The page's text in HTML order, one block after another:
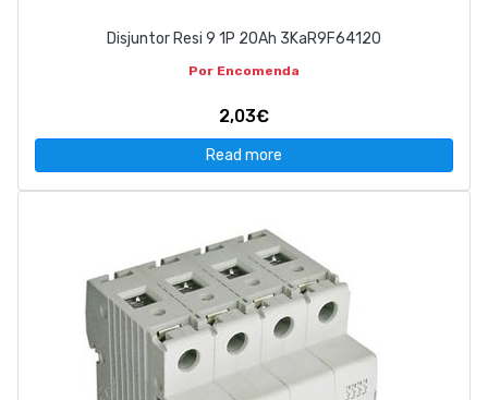
Disjuntor Resi 9 1P 20Ah 3KaR9F64120
Por Encomenda
2,03€
Read more